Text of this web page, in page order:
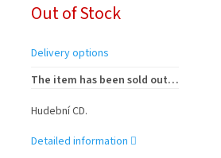
price:
Out of Stock
Delivery options
The item has been sold out…
Hudební CD.
Detailed information